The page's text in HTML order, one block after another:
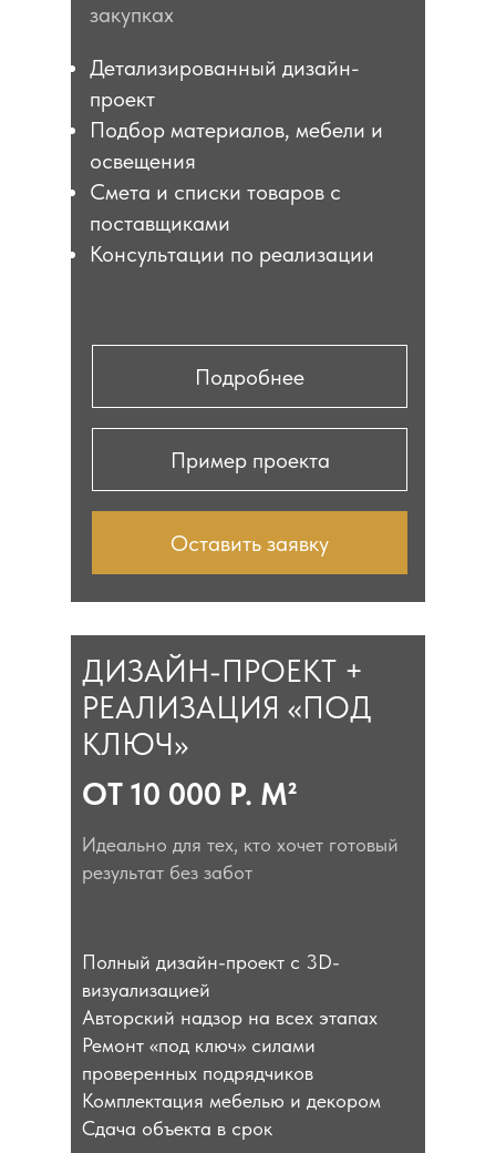
ДИЗАЙН-ПРОЕКТ +
РЕАЛИЗАЦИЯ «ПОД
КЛЮЧ»
ОТ 10 000 Р. М²
Идеально для тех, кто хочет готовый
результат без забот
Полный дизайн-проект с 3D-
визуализацией
Авторский надзор на всех этапах
Ремонт «под ключ» силами
проверенных подрядчиков
Комплектация мебелью и декором
Сдача объекта в срок
закупках
Детализированный дизайн-
проект
Подбор материалов, мебели и
освещения
Смета и списки товаров с
поставщиками
Консультации по реализации
Оставить заявку
Пример проекта
Подробнее